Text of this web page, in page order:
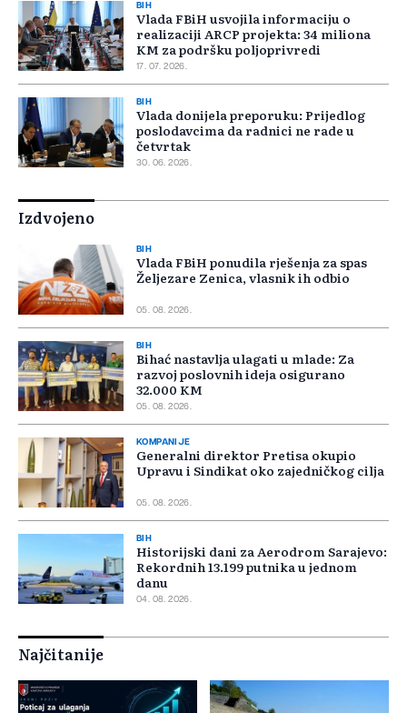
BIH
Vlada FBiH usvojila informaciju o
realizaciji ARCP projekta: 34 miliona
KM za podršku poljoprivredi
17. 07. 2026.
BIH
Vlada donijela preporuku: Prijedlog
poslodavcima da radnici ne rade u
četvrtak
30. 06. 2026.
Izdvojeno
BIH
Vlada FBiH ponudila rješenja za spas
Željezare Zenica, vlasnik ih odbio
05. 08. 2026.
BIH
Bihać nastavlja ulagati u mlade: Za
razvoj poslovnih ideja osigurano
32.000 KM
05. 08. 2026.
KOMPANIJE
Generalni direktor Pretisa okupio
Upravu i Sindikat oko zajedničkog cilja
05. 08. 2026.
BIH
Historijski dani za Aerodrom Sarajevo:
Rekordnih 13.199 putnika u jednom
danu
04. 08. 2026.
Najčitanije